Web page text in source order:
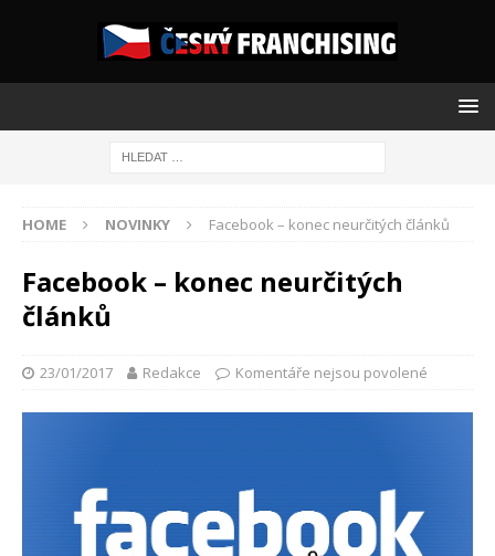
HOME NOVINKY Facebook – konec neurčitých článků
Facebook – konec neurčitých
článků
23/01/2017 Redakce Komentáře nejsou povolené